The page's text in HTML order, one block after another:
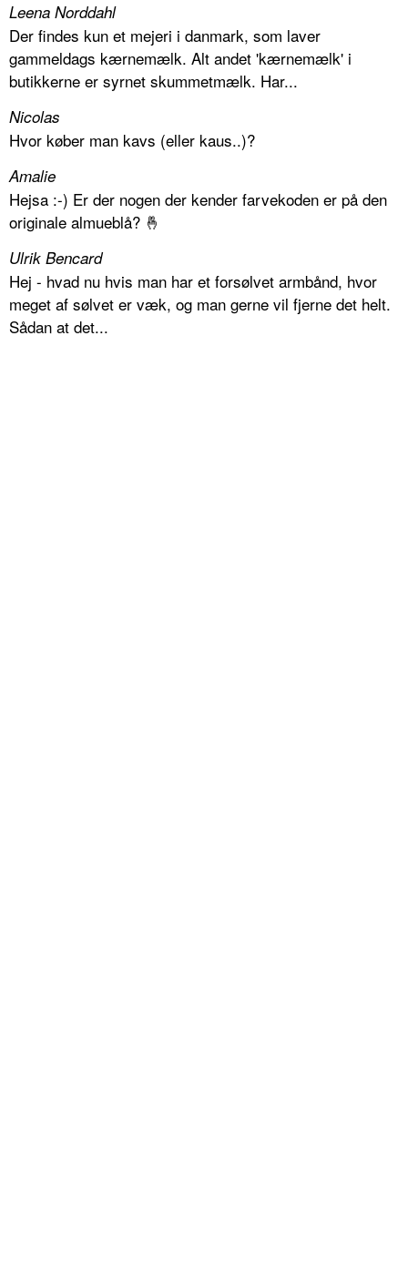
Leena Norddahl
Der findes kun et mejeri i danmark, som laver
gammeldags kærnemælk. Alt andet 'kærnemælk' i
butikkerne er syrnet skummetmælk. Har...
Nicolas
Hvor køber man kavs (eller kaus..)?
Amalie
Hejsa :-) Er der nogen der kender farvekoden er på den
originale almueblå? 🤞
Ulrik Bencard
Hej - hvad nu hvis man har et forsølvet armbånd, hvor
meget af sølvet er væk, og man gerne vil fjerne det helt.
Sådan at det...